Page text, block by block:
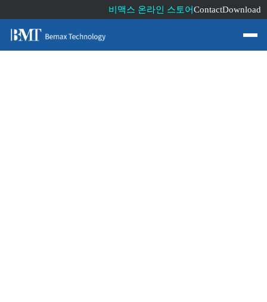
비맥스 온라인 스토어ContactDownload